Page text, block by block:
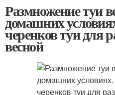
Размножение туи
домашних
черенков туи для
весной